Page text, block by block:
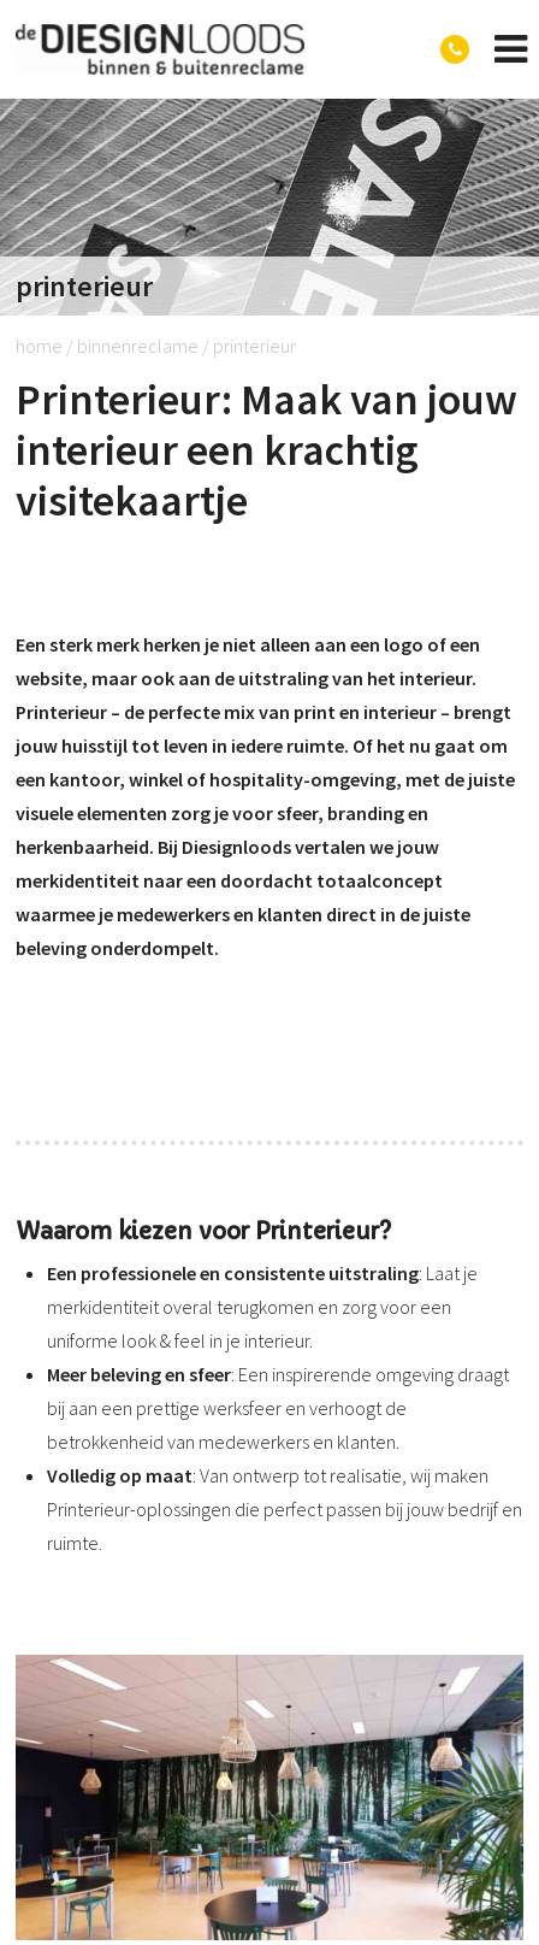
printerieur
home / binnenreclame / printerieur
Printerieur: Maak van jouw
interieur een krachtig
visitekaartje
Een sterk merk herken je niet alleen aan een logo of een
website, maar ook aan de uitstraling van het interieur.
Printerieur – de perfecte mix van print en interieur – brengt
jouw huisstijl tot leven in iedere ruimte. Of het nu gaat om
een kantoor, winkel of hospitality-omgeving, met de juiste
visuele elementen zorg je voor sfeer, branding en
herkenbaarheid. Bij Diesignloods vertalen we jouw
merkidentiteit naar een doordacht totaalconcept
waarmee je medewerkers en klanten direct in de juiste
beleving onderdompelt.
Waarom kiezen voor Printerieur?
Een professionele en consistente uitstraling: Laat je
merkidentiteit overal terugkomen en zorg voor een
uniforme look & feel in je interieur.
Meer beleving en sfeer: Een inspirerende omgeving draagt
bij aan een prettige werksfeer en verhoogt de
betrokkenheid van medewerkers en klanten.
Volledig op maat: Van ontwerp tot realisatie, wij maken
Printerieur-oplossingen die perfect passen bij jouw bedrijf en
ruimte.